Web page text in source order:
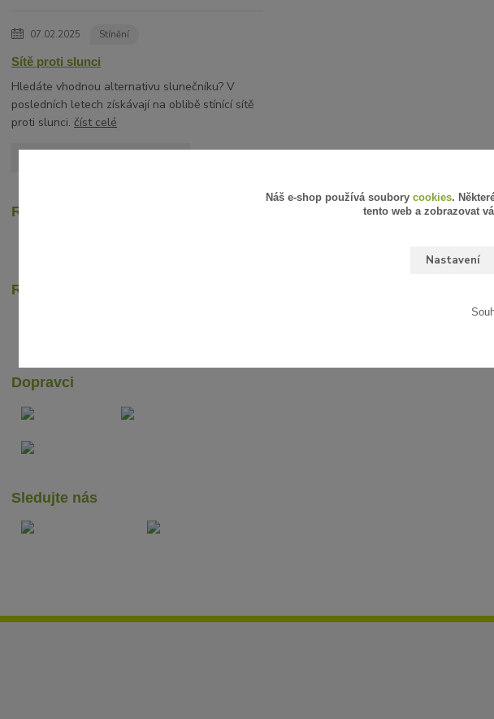
07.02.2025 Stínění
Sítě proti slunci
Hledáte vhodnou alternativu slunečníku? V
posledních letech získávají na oblibě stínící sítě
proti slunci.číst celé
Recenze zákazníků
Rychlé online platby
Dopravci
Sledujte nás
Náš e-shop používá soubory cookies.
tento web a zobrazovat
Nastavení